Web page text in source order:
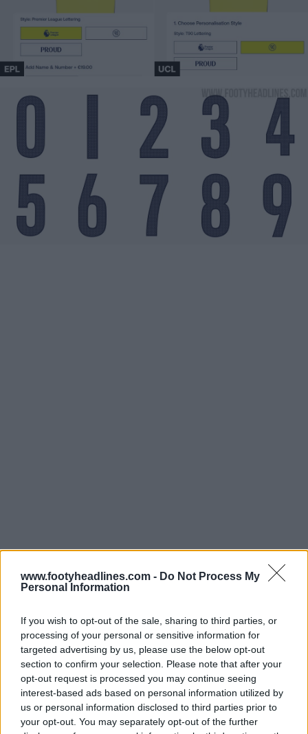
www.footyheadlines.com - Do Not Process My
Personal Information
If you wish to opt-out of the sale, sharing to third parties, or
processing of your personal or sensitive information for
targeted advertising by us, please use the below opt-out
section to confirm your selection. Please note that after your
opt-out request is processed you may continue seeing
interest-based ads based on personal information utilized by
us or personal information disclosed to third parties prior to
your opt-out. You may separately opt-out of the further
Il confronto con altre squadre Nike evidenzia la scelta
unica fatta dagli Spurs. Chelsea, Barcellona e PSG
continueranno con i loro caratteri tipografici abituali,
mentre il Tottenham ha puntato tutto sul look retrò,
abbinando la terza maglia gialla alle scritte a puntini
vintage e al vecchio stemma del club.